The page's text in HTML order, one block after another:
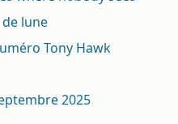
lune
Tony Hawk
2025